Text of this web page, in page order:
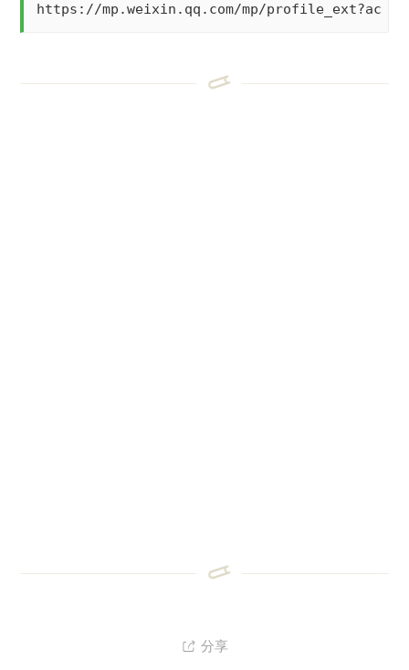
https://mp.weixin.qq.com/mp/
 分享